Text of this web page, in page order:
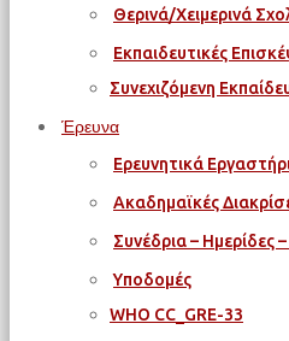
Θερινά/Χειμερινά
Εκπαιδευτικές
Συνεχιζόμενη
Έρευνα
Ερευνητικά
Ακαδημαϊκές
Συνέδρια – Ημερίδες
Υποδομές
WΗΟ CC_GRE-33